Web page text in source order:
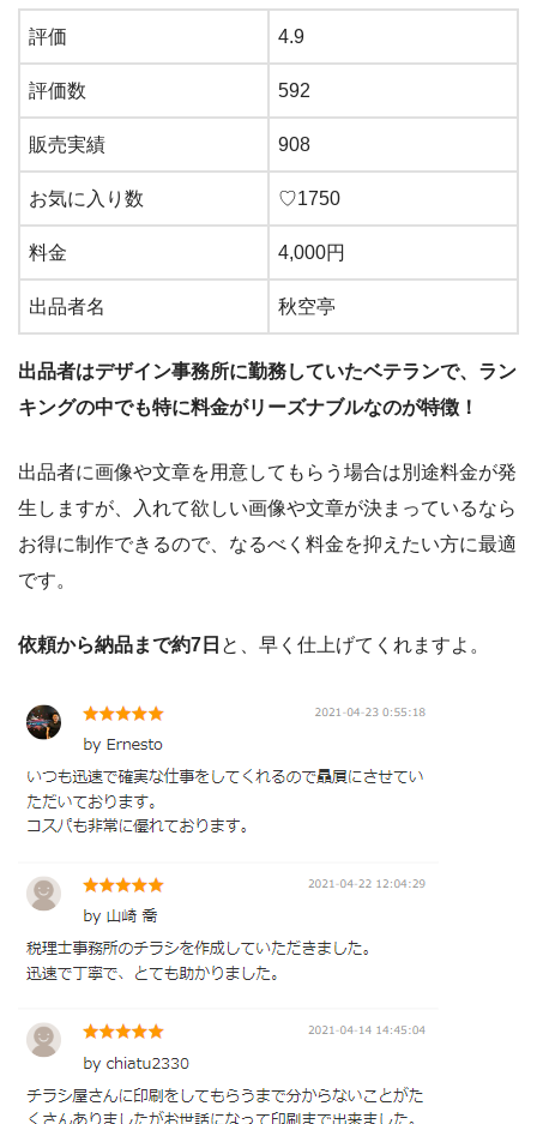
評価 4.9
評価数 592
販売実績 908
お気に入り数 ♡1750
料金 4,000円
出品者名 秋空亭
出品者はデザイン事務所に勤務していたベテランで、ラン
キングの中でも特に料金がリーズナブルなのが特徴！
出品者に画像や文章を用意してもらう場合は別途料金が発
生しますが、入れて欲しい画像や文章が決まっているなら
お得に制作できるので、なるべく料金を抑えたい方に最適
です。
依頼から納品まで約7日 と、早く仕上げてくれますよ。